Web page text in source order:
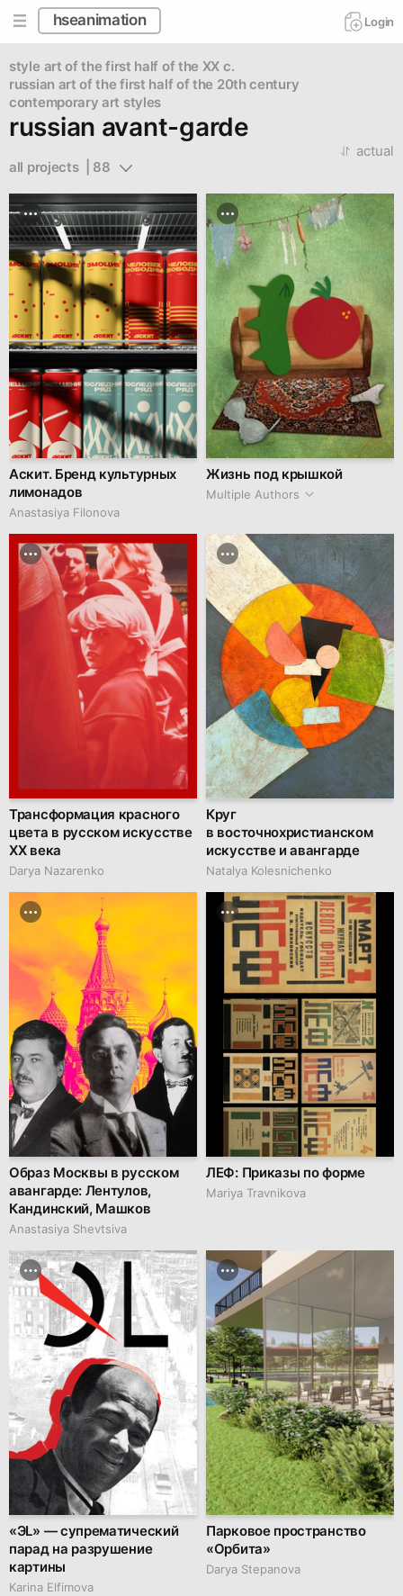
hseanimation Login
style art of the first half of the XX c.
russian art of the first half of the 20th century
contemporary art styles
russian avant-garde
all projects  | 88
actual
Аскит. Бренд культурных
лимонадов
Anastasiya Filonova
Жизнь под крышкой
Multiple Authors
Трансформация красного
цвета в русском искусстве
XX века
Darya Nazarenko
Круг
в восточнохристианском
искусстве и авангарде
Natalya Kolesnichenko
Образ Москвы в русском
авангарде: Лентулов,
Кандинский, Машков
Anastasiya Shevtsiva
ЛЕФ: Приказы по форме
Mariya Travnikova
«ЭL» — супрематический
парад на разрушение
картины
Karina Elfimova
Парковое пространство
«Орбита»
Darya Stepanova